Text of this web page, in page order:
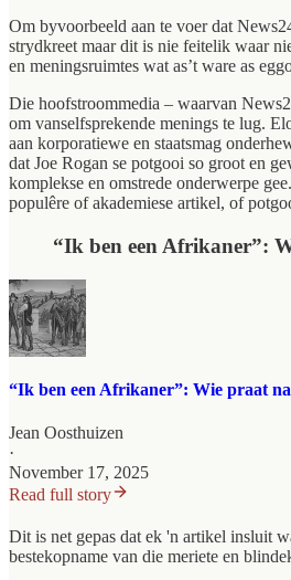
Om byvoorbeeld aan te voer dat
strydkreet maar dit is nie feitelik waar
en meningsruimtes wat as’t ware as
Die hoofstroommedia – waarvan
om vanselfsprekende menings te lug.
aan korporatiewe en staatsmag
dat Joe Rogan se potgooi so groot en
komplekse en omstrede onderwerpe
populêre of akademiese artikel, of
“Ik ben een Afrikaner”:
“Ik ben een Afrikaner”: Wie praat
Jean Oosthuizen
·
November 17, 2025
Read full story
Dit is net gepas dat ek 'n artikel insluit
bestekopname van die meriete en